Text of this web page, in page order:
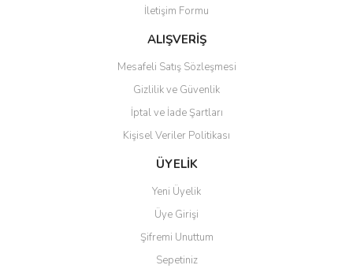
Ürün fiyatı diğer sitelerden daha pahalı.
Bu ürüne benzer farklı alternatifler olmalı.
Gönder
İletişim Formu
ALIŞVERİŞ
Mesafeli Satış Sözleşmesi
Gizlilik ve Güvenlik
İptal ve İade Şartları
Kişisel Veriler Politikası
ÜYELİK
Yeni Üyelik
Üye Girişi
Şifremi Unuttum
Sepetiniz